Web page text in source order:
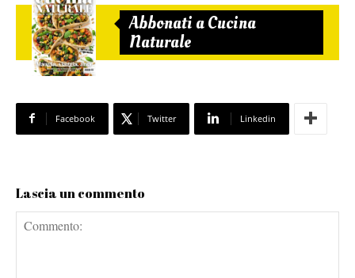
Abbonati a Cucina
Naturale
Facebook Twitter Linkedin
Lascia un commento